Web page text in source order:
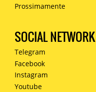
Prossimamente
SOCIAL NETWORK
Telegram
Facebook
Instagram
Youtube